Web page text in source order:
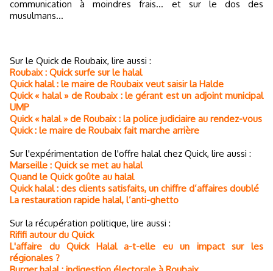
communication à moindres frais... et sur le dos des
musulmans...
Sur le Quick de Roubaix, lire aussi :
Roubaix : Quick surfe sur le halal
Quick halal : le maire de Roubaix veut saisir la Halde
Quick « halal » de Roubaix : le gérant est un adjoint municipal
UMP
Quick « halal » de Roubaix : la police judiciaire au rendez-vous
Quick : le maire de Roubaix fait marche arrière
Sur l'expérimentation de l'offre halal chez Quick, lire aussi :
Marseille : Quick se met au halal
Quand le Quick goûte au halal
Quick halal : des clients satisfaits, un chiffre d’affaires doublé
La restauration rapide halal, l’anti-ghetto
Sur la récupération politique, lire aussi :
Rififi autour du Quick
L'affaire du Quick Halal a-t-elle eu un impact sur les
régionales ?